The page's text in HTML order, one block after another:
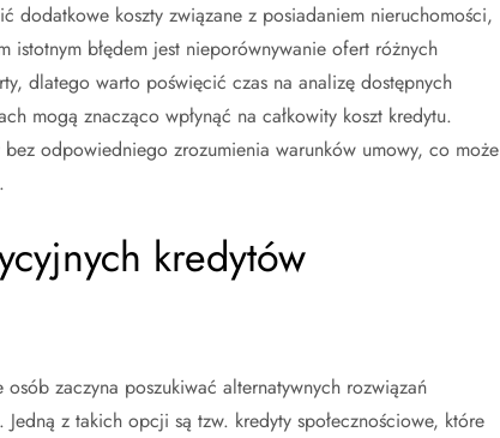
dodatkowe koszty związane z posiadaniem nieruchomości,
błędem jest nieporównywanie ofert różnych
dlatego warto poświęcić czas na analizę dostępnych
mogą znacząco wpłynąć na całkowity koszt kredytu.
odpowiedniego zrozumienia warunków umowy, co może
kredytów
zaczyna poszukiwać alternatywnych rozwiązań
z takich opcji są tzw. kredyty społecznościowe, które